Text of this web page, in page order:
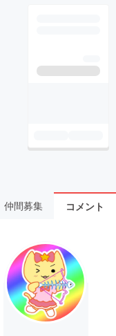
仲間募集 コメント